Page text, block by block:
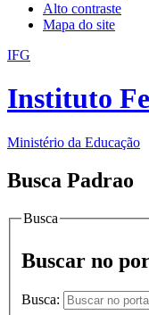
Alto contraste
Mapa do site
IFG
Instituto
Ministério da Educação
Busca Padrao
Busca
Buscar no
Busca: